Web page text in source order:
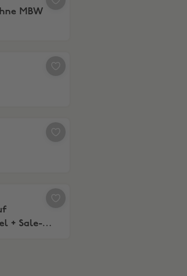
MBW
auf Vollpreisartikel + Sale-Artikel
+ Sale-